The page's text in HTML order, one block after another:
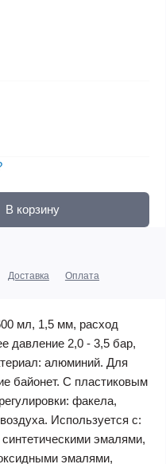
В корзину
Доставка Оплата
мл, 1,5 мм, расход
давление 2,0 - 3,5 бар,
алюминий. Для
байонет. С пластиковым
факела,
Используется с:
эмалями,
эмалями,